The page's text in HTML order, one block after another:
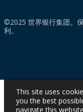
©2025 世界银行集团。
利。
This site uses
you the best
navigate this